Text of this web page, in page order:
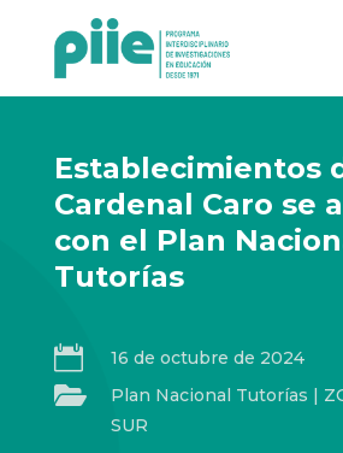
Establecimientos
Cardenal Caro se
con el Plan
Tutorías
 16 de octubre de 2024
 Plan Nacional Tutorías |
SUR